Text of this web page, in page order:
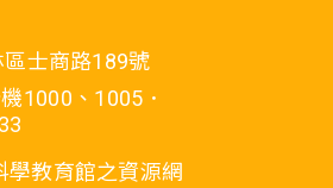
士商路189號
1000、1005．
教育館之資源網